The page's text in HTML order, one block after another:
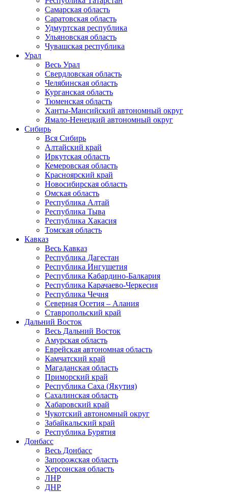
Самарская область
Саратовская область
Удмуртская республика
Ульяновская область
Чувашская республика
Урал
Весь Урал
Свердловская область
Челябинская область
Курганская область
Тюменская область
Ханты-Мансийский автономный округ
Ямало-Ненецкий автономный округ
Сибирь
Вся Сибирь
Алтайский край
Иркутская область
Кемеровская область
Красноярский край
Новосибирская область
Омская область
Республика Алтай
Республика Тыва
Республика Хакасия
Томская область
Кавказ
Весь Кавказ
Республика Дагестан
Республика Ингушетия
Республика Кабардино-Балкария
Республика Карачаево-Черкесия
Республика Чечня
Северная Осетия – Алания
Ставропольский край
Дальний Восток
Весь Дальний Восток
Амурская область
Еврейская автономная область
Камчатский край
Магаданская область
Приморский край
Республика Саха (Якутия)
Сахалинская область
Хабаровский край
Чукотский автономный округ
Забайкальский край
Республика Бурятия
Донбасс
Весь Донбасс
Запорожская область
Херсонская область
ЛНР
ДНР